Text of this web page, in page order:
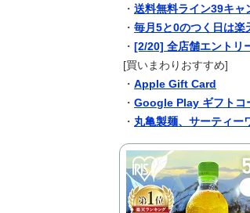
ｽﾎﾟｰﾂ
外国人「日本
絡む活躍で海
ｹﾞｰﾑ 【ウマ娘】マ
ｹﾞｰﾑ 『ゼノブレイ
ｹﾞｰﾑ 【ポケスリ】
海外翻訳 海外「新キャ
【ウマ娘】南
ｗｗｗ【タイ
ｽﾎﾟｰﾂ 韓国サッカー
海外翻訳 アメリカ「お
趣味 【悲報】埼玉
・ 送料無料ライン39キャ
・ 毎月5と0のつく日は楽
・ [2/20] 全店舗エントリ
[買いまわりおすすめ]
・ Apple Gift Card
・ Google Play ギフトコ
・ 丸亀製麺、サーティー